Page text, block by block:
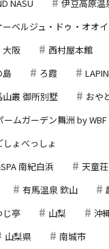
NASU
伊豆高原温
ーベルジュ・ドゥ・オオ
大阪 西村屋本館
島 ろ霞 LAPIN
山叢 御所別墅
おや
ームガーデン舞洲 by WBF
ょべっしょ
南紀白浜
天童荘
有馬温泉 欽山
じ亭 山梨 沖
山梨県
南城市